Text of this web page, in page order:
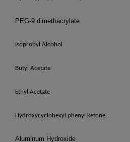
PEG-9 dimethacrylate
Isopropyl Alcohol
Butyl Acetate
Ethyl Acetate
Hydroxycyclohexyl phenyl ketone
Aluminum Hydroxide